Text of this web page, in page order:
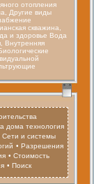
отопления
Другие виды
скважина,
и здоровье Вода
Внутренняя
дома технология
Сети и системы
• Разрешения
• Стоимость
• Поиск